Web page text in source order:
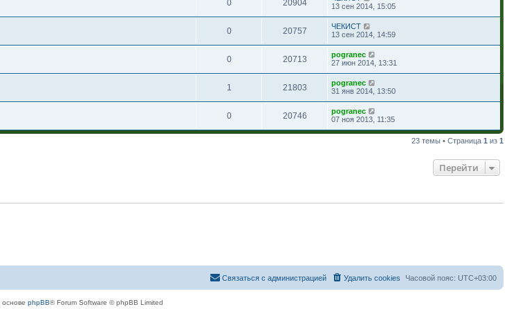
0 20904
13 сен 2014, 15:05
0 20757
ЧЕКИСТ
13 сен 2014, 14:59
0 20713
pogranec
27 июн 2014, 13:31
1 21803
pogranec
31 янв 2014, 13:50
0 20746
pogranec
07 ноя 2013, 11:35
23 темы • Страница1 из1
Перейти
Часовой пояс: UTC+03:00
Удалить cookies
Связаться с администрацией
основеphpBB® Forum Software © phpBB Limited